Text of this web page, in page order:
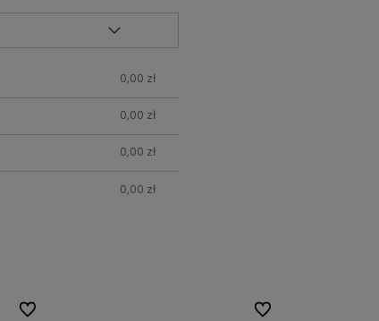
0,00 zł
0,00 zł
0,00 zł
0,00 zł
Do ulubionych
Do ulubionych Do ulubionych
Do ulubionych